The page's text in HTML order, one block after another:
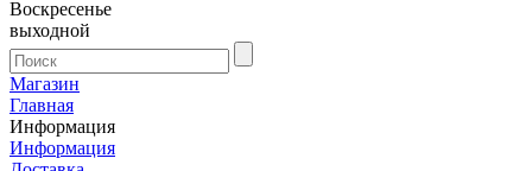
Воскресенье
выходной
Магазин
Главная
Информация
Информация